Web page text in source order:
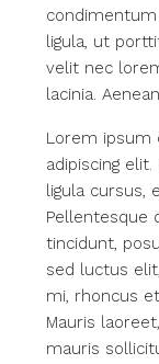
ligula, ut
velit nec
lacinia.
Lorem ipsum
adipiscing
ligula cursus,
Pellentesque
tincidunt,
sed luctus
mi, rhoncus
Mauris
mauris